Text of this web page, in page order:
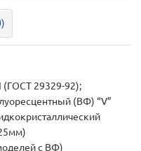
(ГОСТ 29329-92);
(ВФ) “V”
с ВФ)